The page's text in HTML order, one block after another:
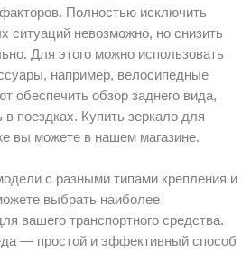
Полностью исключить
ситуаций невозможно, но снизить
Для этого можно использовать
например, велосипедные
обеспечить обзор заднего вида,
поездках. Купить зеркало для
вы можете в нашем магазине.
с разными типами крепления и
выбрать наиболее
вашего транспортного средства.
— простой и эффективный способ